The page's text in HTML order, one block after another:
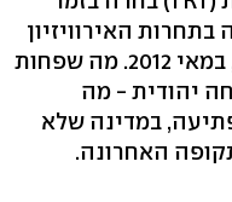
בתחרות האירוויזיון
שתיערך בבאקו, בירת אזרבייג'ן, במאי 2012. מה שפחות
יהודית - מה
במדינה שלא
האחרונה.